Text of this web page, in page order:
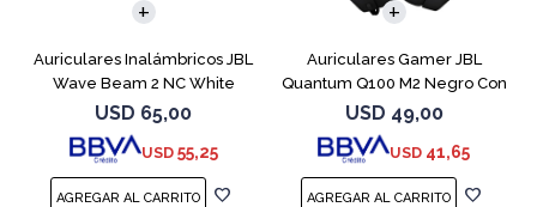
Auriculares Inalámbricos JBL
Wave Beam 2 NC White
USD 65,00
USD 55,25
Auriculares Gamer JBL
Quantum Q100 M2 Negro Con
Micrófono
USD 49,00
USD 41,65